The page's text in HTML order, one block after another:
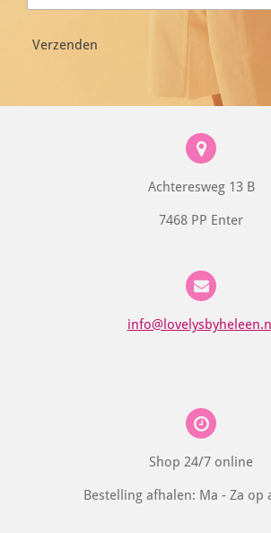
Verzenden
Achteresweg 13 B
7468 PP Enter
info@lovelysbyheleen.nl
Shop 24/7 online
Bestelling afhalen: Ma - Za op